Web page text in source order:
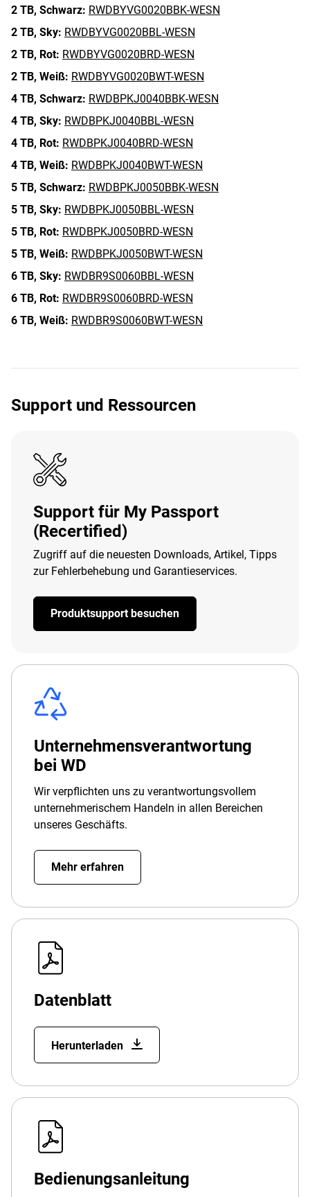
2 TB, Schwarz: RWDBYVG0020BBK-WESN
2 TB, Sky: RWDBYVG0020BBL-WESN
2 TB, Rot: RWDBYVG0020BRD-WESN
2 TB, Weiß: RWDBYVG0020BWT-WESN
4 TB, Schwarz: RWDBPKJ0040BBK-WESN
4 TB, Sky: RWDBPKJ0040BBL-WESN
4 TB, Rot: RWDBPKJ0040BRD-WESN
4 TB, Weiß: RWDBPKJ0040BWT-WESN
5 TB, Schwarz: RWDBPKJ0050BBK-WESN
5 TB, Sky: RWDBPKJ0050BBL-WESN
5 TB, Rot: RWDBPKJ0050BRD-WESN
5 TB, Weiß: RWDBPKJ0050BWT-WESN
6 TB, Sky: RWDBR9S0060BBL-WESN
6 TB, Rot: RWDBR9S0060BRD-WESN
6 TB, Weiß: RWDBR9S0060BWT-WESN
Support und Ressourcen
Support für My Passport
(Recertified)
Zugriff auf die neuesten Downloads, Artikel, Tipps
zur Fehlerbehebung und Garantieservices.
Produktsupport besuchen
Unternehmensverantwortung
bei WD
Wir verpflichten uns zu verantwortungsvollem
unternehmerischem Handeln in allen Bereichen
unseres Geschäfts.
Mehr erfahren
Datenblatt
Herunterladen
Bedienungsanleitung